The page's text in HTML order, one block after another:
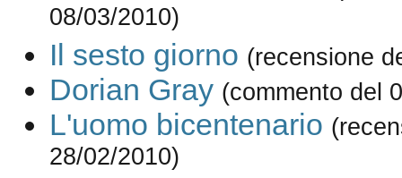
08/03/2010)
Il sesto giorno (recensione
Dorian Gray (commento del
L'uomo bicentenario
28/02/2010)